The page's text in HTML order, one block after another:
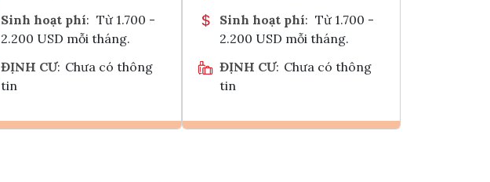
Sinh hoạt phí: Từ 1.700 -
2.200 USD mỗi tháng.
ĐỊNH CƯ: Chưa có thông
tin
Sinh hoạt phí: Từ 1.700 -
2.200 USD mỗi tháng.
ĐỊNH CƯ: Chưa có thông
tin